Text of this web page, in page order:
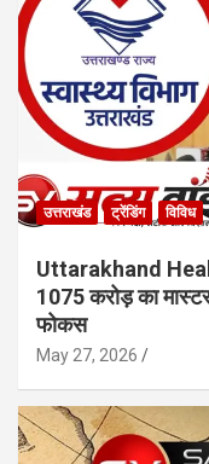
उत्तराखंड ट्रेंडिंग विविध
Uttarakhand
1075 करोड़ का
फोकस
May 27, 2026